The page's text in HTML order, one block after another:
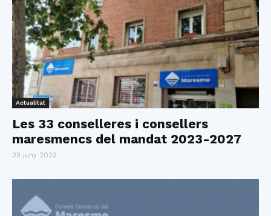
Actualitat
Les 33 conselleres i consellers
maresmencs del mandat 2023-2027
29 juny 2023